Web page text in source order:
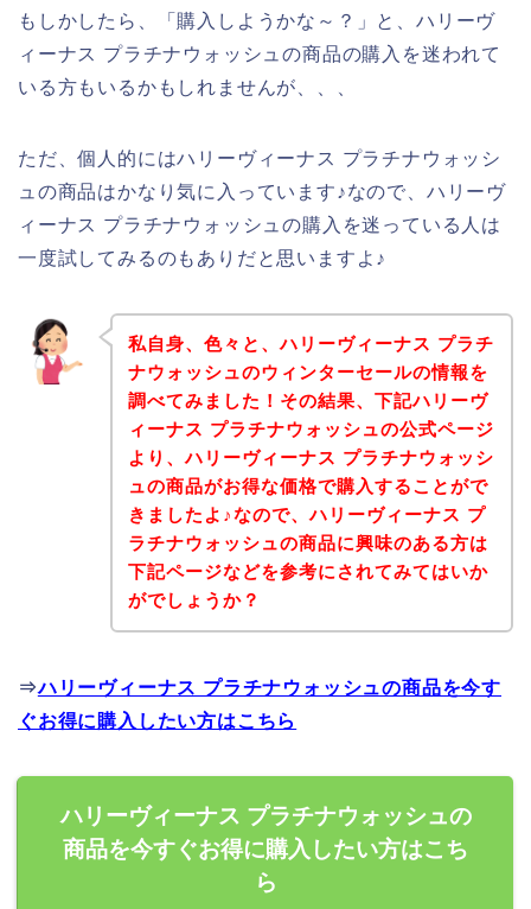
もしかしたら、「購入しようかな～？」と、ハリーヴ
ィーナス プラチナウォッシュの商品の購入を迷われて
いる方もいるかもしれませんが、、、
ただ、個人的にはハリーヴィーナス プラチナウォッシ
ュの商品はかなり気に入っています♪なので、ハリーヴ
ィーナス プラチナウォッシュの購入を迷っている人は
一度試してみるのもありだと思いますよ♪
私自身、色々と、ハリーヴィーナス プラチ
ナウォッシュのウィンターセールの情報を
調べてみました！その結果、下記ハリーヴ
ィーナス プラチナウォッシュの公式ページ
より、ハリーヴィーナス プラチナウォッシ
ュの商品がお得な価格で購入することがで
きましたよ♪なので、ハリーヴィーナス プ
ラチナウォッシュの商品に興味のある方は
下記ページなどを参考にされてみてはいか
がでしょうか？
⇒ハリーヴィーナス プラチナウォッシュの商品を今す
ぐお得に購入したい方はこちら
ハリーヴィーナス プラチナウォッシュの
商品を今すぐお得に購入したい方はこち
ら